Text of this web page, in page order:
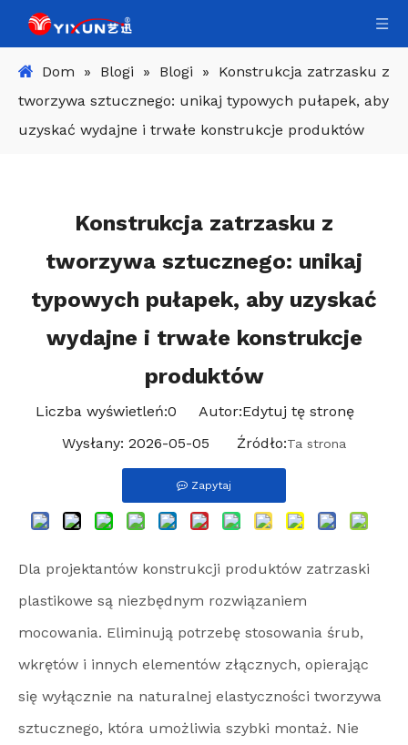
Dom » Blogi » Blogi »
Konstrukcja zatrzasku z
tworzywa sztucznego: unikaj typowych pułapek, aby
uzyskać wydajne i trwałe konstrukcje produktów
Konstrukcja zatrzasku z
tworzywa sztucznego: unikaj
typowych pułapek, aby uzyskać
wydajne i trwałe konstrukcje
produktów
Liczba wyświetleń:0 Autor:Edytuj tę stronę
Wysłany: 2026-05-05 Źródło:Ta strona
Zapytaj
Dla projektantów konstrukcji produktów zatrzaski
plastikowe są niezbędnym rozwiązaniem
mocowania. Eliminują potrzebę stosowania śrub,
wkrętów i innych elementów złącznych, opierając
się wyłącznie na naturalnej elastyczności tworzywa
sztucznego, która umożliwia szybki montaż. Nie